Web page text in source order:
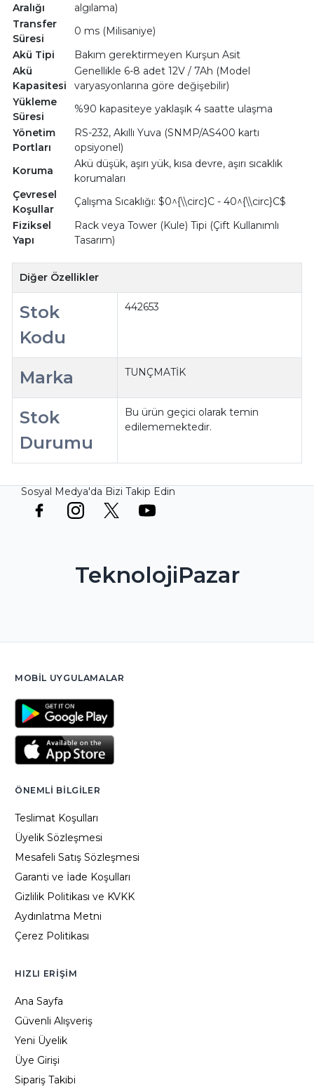
Aralığı
algılama)
Transfer
Süresi
0 ms (Milisaniye)
Akü Tipi
Bakım gerektirmeyen Kurşun Asit
Akü
Kapasitesi
Genellikle 6-8 adet 12V / 7Ah (Model
varyasyonlarına göre değişebilir)
Yükleme
Süresi
%90 kapasiteye yaklaşık 4 saatte ulaşma
Yönetim
Portları
RS-232, Akıllı Yuva (SNMP/AS400 kartı
opsiyonel)
Koruma
Akü düşük, aşırı yük, kısa devre, aşırı sıcaklık
korumaları
Çevresel
Koşullar
Çalışma Sıcaklığı: $0^{\\circ}C - 40^{\\circ}C$
Fiziksel
Yapı
Rack veya Tower (Kule) Tipi (Çift Kullanımlı
Tasarım)
Diğer Özellikler
Stok
Kodu
442653
Marka TUNÇMATİK
Stok
Durumu
Bu ürün geçici olarak temin
edilememektedir.
Sosyal Medya'da Bizi Takip Edin
TeknolojiPazar
MOBIL UYGULAMALAR
ÖNEMLI BILGILER
Teslimat Koşulları
Üyelik Sözleşmesi
Mesafeli Satış Sözleşmesi
Garanti ve İade Koşulları
Gizlilik Politikası ve KVKK
Aydınlatma Metni
Çerez Politikası
HIZLI ERIŞIM
Ana Sayfa
Güvenli Alışveriş
Yeni Üyelik
Üye Girişi
Sipariş Takibi